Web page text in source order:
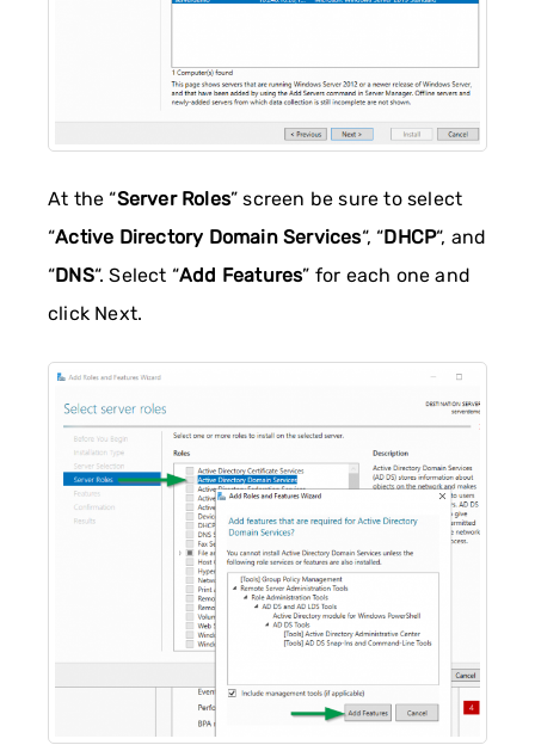
At the “Server Roles” screen be sure to select
“Active Directory Domain Services“, “DHCP“, and
“DNS“. Select “Add Features” for each one and
click Next.